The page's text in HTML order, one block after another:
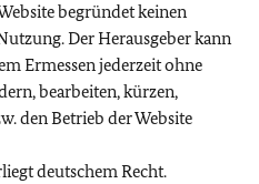
begründet keinen
Der Herausgeber kann
Ermessen jederzeit ohne
bearbeiten, kürzen,
den Betrieb der Website
deutschem Recht.